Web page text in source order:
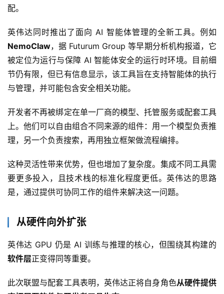
配。
NemoClaw，据 Futurum Group 等早期分析机构报道，它
被定位为运行与保障 AI 智能体安全的运行时环境。目前细
节仍有限，但已有信息显示，该工具旨在支持智能体的执行
与管理，并可能包含安全相关功能。
开发者不再被绑定在单一厂商的模型、托管服务或配套工具
上。他们可以自由组合不同来源的组件：用一个模型负责推
理，另一个负责搜索，再用独立框架做流程编排。
这种灵活性带来优势，但也增加了复杂度。集成不同工具需
要更多投入，且技术栈的标准化程度更低。英伟达的思路
是，通过提供可协同工作的组件来解决这一问题。
从硬件向外扩张
英伟达 GPU 仍是 AI 训练与推理的核心，但围绕其构建的
软件层正变得同等重要。
此次联盟与配套工具表明，英伟达正将自身角色从硬件提供